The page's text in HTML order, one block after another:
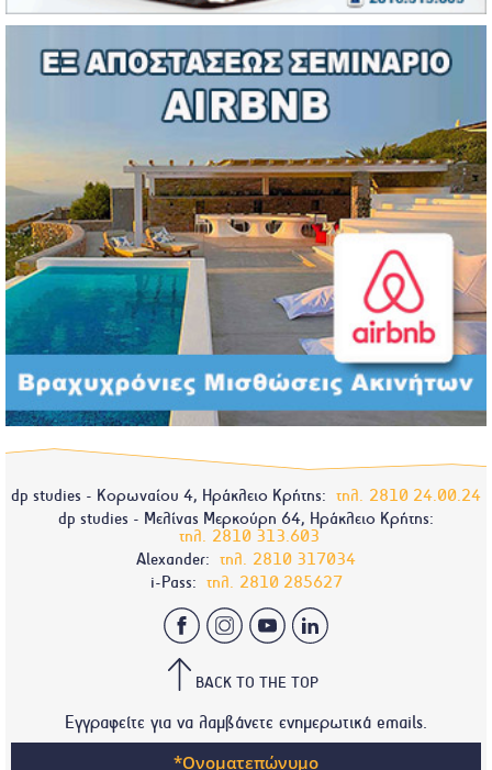
dp studies - Κορωναίου 4, Ηράκλειο Κρήτης: τηλ. 2810 24.00.24
dp studies - Μελίνας Μερκούρη 64, Ηράκλειο Κρήτης:
τηλ. 2810 313.603
Alexander: τηλ. 2810 317034
i-Pass: τηλ. 2810 285627
BACK TO THE TOP
Εγγραφείτε για να λαμβάνετε ενημερωτικά emails.